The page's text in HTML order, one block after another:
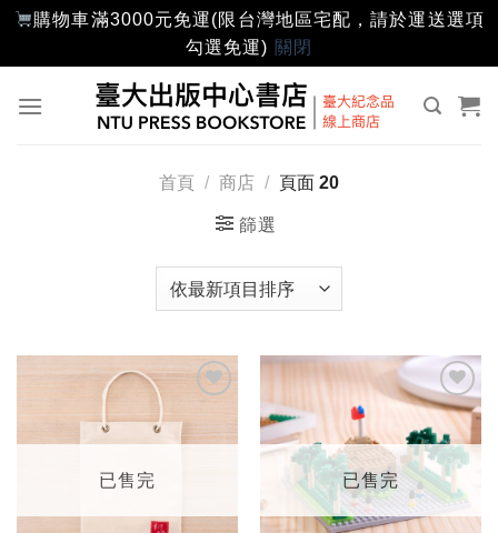
購物車滿3000元免運(限台灣地區宅配，請於運送選項
勾選免運) 關閉
首頁 / 商店 / 頁面 20
篩選
望輕
已售完
加入
「願
望輕
已售完